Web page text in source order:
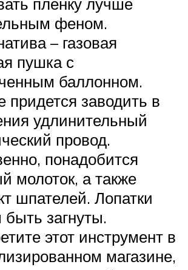
феном.
– газовая
пушка с
баллонном.
придется заводить в
удлинительный
провод.
понадобится
молоток, а также
шпателей. Лопатки
загнуты.
этот инструмент в
магазине,